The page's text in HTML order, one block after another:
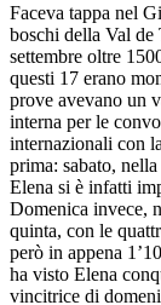
Faceva tappa nel
boschi della Val de
settembre oltre
questi 17 erano
prove avevano un
interna per le
internazionali con
prima: sabato,
Elena si è infatti
Domenica invece,
quinta, con le
però in appena
ha visto Elena
vincitrice di